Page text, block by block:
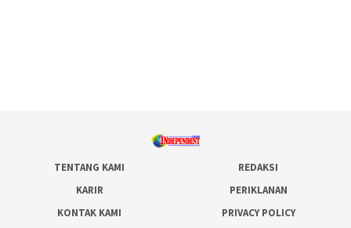
TENTANG KAMI
REDAKSI
KARIR
PERIKLANAN
KONTAK KAMI
PRIVACY POLICY